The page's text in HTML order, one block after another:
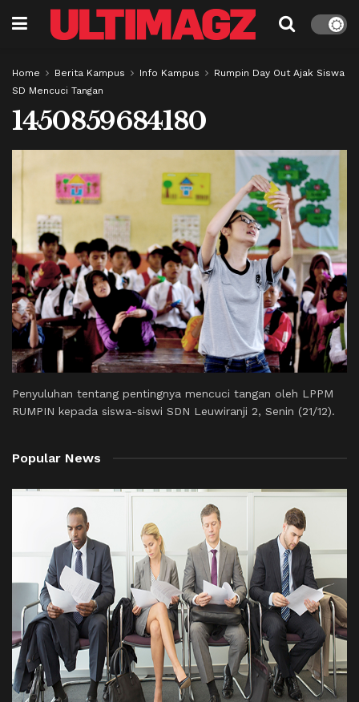
Home Berita Kampus Info Kampus
Rumpin Day Out Ajak Siswa
SD Mencuci Tangan
1450859684180
Penyuluhan tentang pentingnya mencuci tangan oleh LPPM
RUMPIN kepada siswa-siswi SDN Leuwiranji 2, Senin (21/12).
Popular News